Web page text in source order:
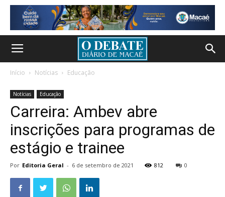
Início Notícias Educação
Notícias Educação
Carreira: Ambev abre
inscrições para programas de
estágio e trainee
Por Editoria Geral - 6 de setembro de 2021 812 0